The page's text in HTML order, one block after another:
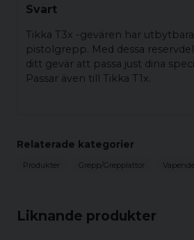
Liknande produkter
Svart
Tikka T3x -gevären har
pistolgrepp. Med dessa
ditt gevär att passa just dina
Passar även till Tikka T1x.
Relaterade kategorier
Produkter Grepp/Grepplattor